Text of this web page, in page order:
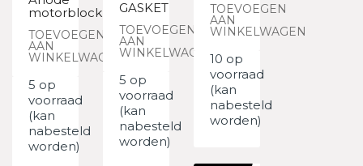
motorblock
TOEVOEGEN
AAN
WINKELWAGEN
5 op
voorraad
(kan
nabesteld
worden)
GASKET
TOEVOEGEN
AAN
WINKELWAGEN
5 op
voorraad
(kan
nabesteld
worden)
TOEVOEGEN
AAN
WINKELWAGEN
10 op
voorraad
(kan
nabesteld
worden)